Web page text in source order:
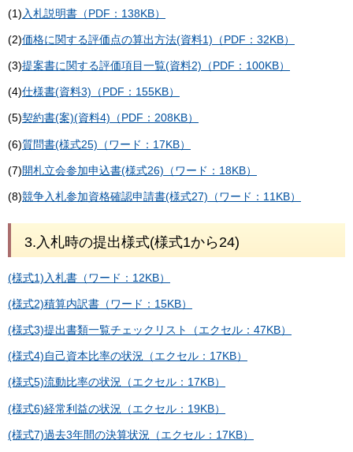
(1) 入札説明書（PDF：138KB）
(2)価格に関する評価点の算出方法(資料1)（PDF：32KB）
(3)提案書に関する評価項目一覧(資料2)（PDF：100KB）
(4)仕様書(資料3)（PDF：155KB）
(5)契約書(案)(資料4)（PDF：208KB）
(6)質問書(様式25)（ワード：17KB）
(7)開札立会参加申込書(様式26)（ワード：18KB）
(8)競争入札参加資格確認申請書(様式27)（ワード：11KB）
3.入札時の提出様式(様式1から24)
(様式1)入札書（ワード：12KB）
(様式2)積算内訳書（ワード：15KB）
(様式3)提出書類一覧チェックリスト（エクセル：47KB）
(様式4)自己資本比率の状況（エクセル：17KB）
(様式5)流動比率の状況（エクセル：17KB）
(様式6)経常利益の状況（エクセル：19KB）
(様式7)過去3年間の決算状況（エクセル：17KB）